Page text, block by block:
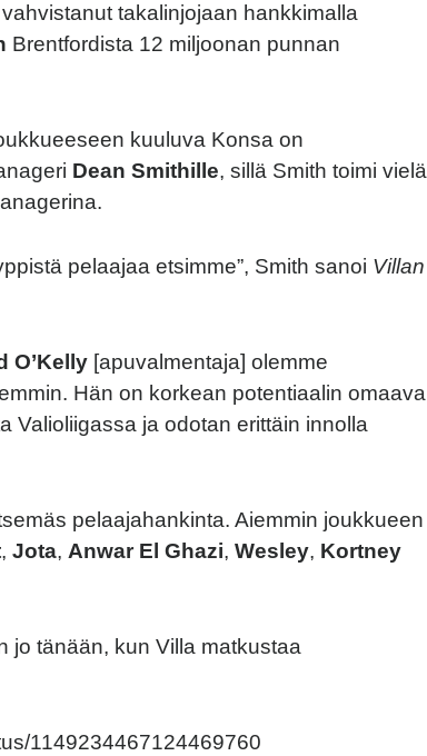
takalinjojaan hankkimalla
Brentfordista 12 miljoonan punnan
kuuluva Konsa on
Dean Smithille, sillä Smith toimi vielä
pelaajaa etsimme”, Smith sanoi Villan
O’Kelly [apuvalmentaja] olemme
Hän on korkean potentiaalin omaava
Valioliigassa ja odotan erittäin innolla
pelaajahankinta. Aiemmin joukkueen
, Jota, Anwar El Ghazi, Wesley, Kortney
jo tänään, kun Villa matkustaa
1149234467124469760